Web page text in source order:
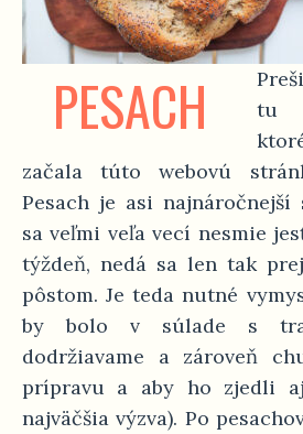
PESACH
tu
začala túto webovú
Pesach je asi najnáročnejší
sa veľmi veľa vecí nesmie
týždeň, nedá sa len tak
pôstom. Je teda nutné
by bolo v súlade s
dodržiavame a zároveň
prípravu a aby ho zjedli
najväčšia výzva). Po